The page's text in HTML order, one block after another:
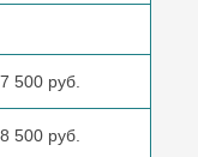
7 500 руб.
8 500 руб.